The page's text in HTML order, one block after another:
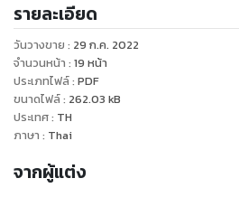
รายละเอียด
วันวางขาย : 29 ก.ค. 2022
จำนวนหน้า : 19 หน้า
ประเภทไฟล์: PDF
ขนาดไฟล์: 262.03 kB
ประเทศ: TH
ภาษา : Thai
จากผู้แต่ง